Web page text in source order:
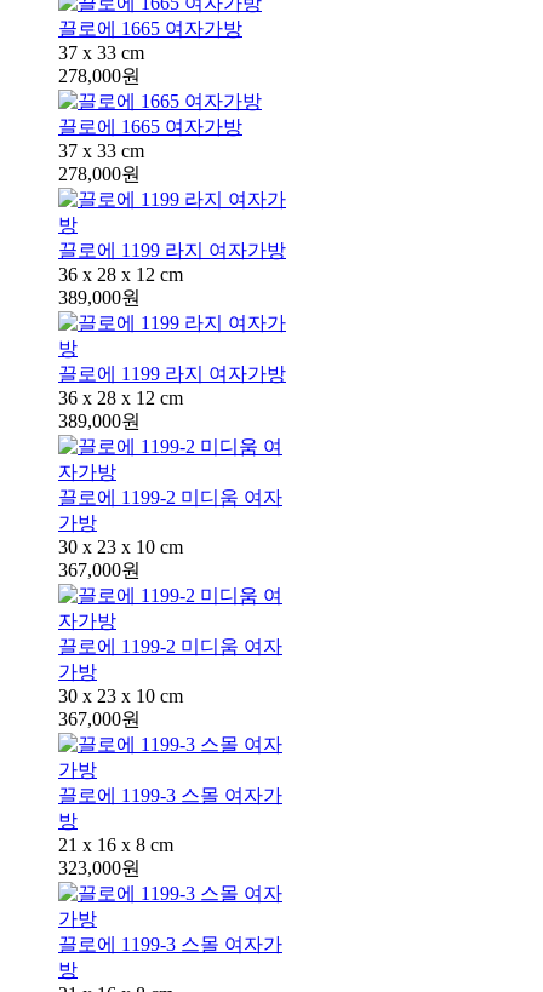
끌로에 1665 여자가방
37 x 33 cm
278,000원
끌로에 1665 여자가방
37 x 33 cm
278,000원
끌로에 1199 라지 여자가방
36 x 28 x 12 cm
389,000원
끌로에 1199 라지 여자가방
36 x 28 x 12 cm
389,000원
끌로에 1199-2 미디움 여자
가방
30 x 23 x 10 cm
367,000원
끌로에 1199-2 미디움 여자
가방
30 x 23 x 10 cm
367,000원
끌로에 1199-3 스몰 여자가
방
21 x 16 x 8 cm
323,000원
끌로에 1199-3 스몰 여자가
방